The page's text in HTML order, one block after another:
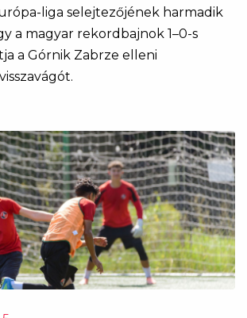
liga selejtezőjének harmadik
a magyar rekordbajnok 1–0-s
a Górnik Zabrze elleni